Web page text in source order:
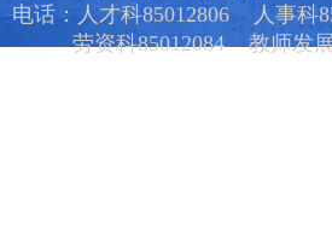
电话：人才科85012806 人事科
劳资科85012084 教师发展